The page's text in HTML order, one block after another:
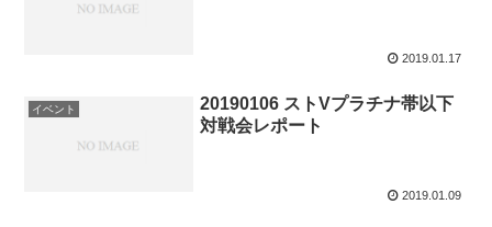
2019.01.17
イベント
20190106 ストVプラチナ帯以下
対戦会レポート
2019.01.09